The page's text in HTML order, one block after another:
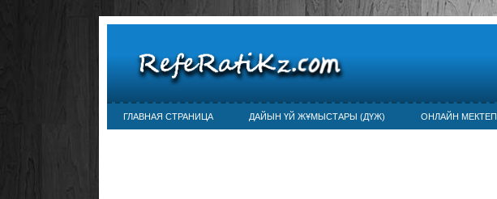
ГЛАВНАЯ СТРАНИЦА ДАЙЫН ҮЙ ЖҰМЫСТАРЫ (ДҮЖ) ОНЛАЙН МЕКТЕП